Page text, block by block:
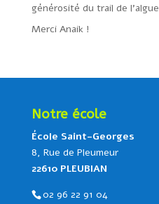
générosité du trail de l’algue
Merci Anaik !
Notre école
École Saint-Georges
8, Rue de Pleumeur
22610 PLEUBIAN
02 96 22 91 04